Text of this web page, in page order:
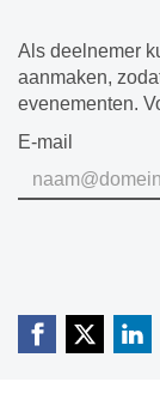
Als deelnemer
aanmaken,
evenementen.
E-mail